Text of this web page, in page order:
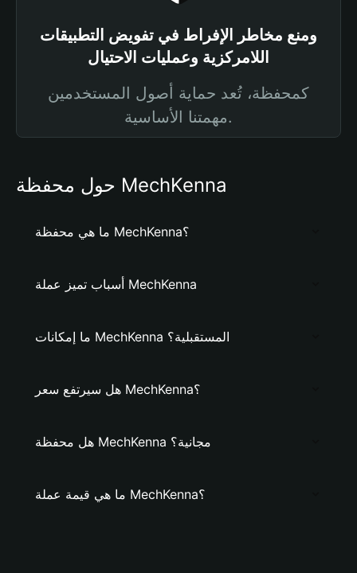
ومنع مخاطر الإفراط في تفويض التطبيقات
اللامركزية وعمليات الاحتيال
كمحفظة، تُعد حماية أصول المستخدمين
مهمتنا الأساسية.
حول محفظة MechKenna
ما هي محفظة MechKenna؟
أسباب تميز عملة MechKenna
ما إمكانات MechKenna المستقبلية؟
هل سيرتفع سعر MechKenna؟
هل محفظة MechKenna مجانية؟
ما هي قيمة عملة MechKenna؟